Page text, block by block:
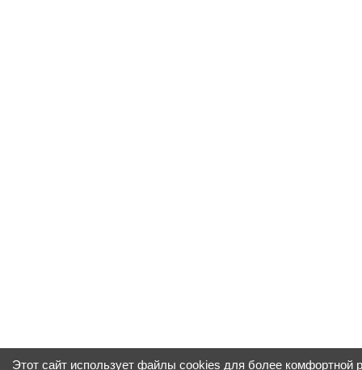
Этот сайт использует файлы cookies для более комфортной